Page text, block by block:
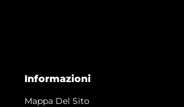
Informazioni
Mappa Del Sito